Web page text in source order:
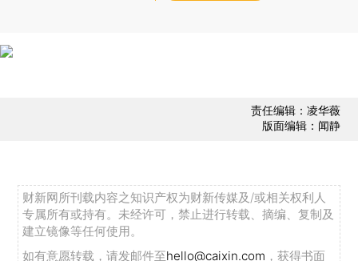
责任编辑：凌华薇
版面编辑：闻静
财新网所刊载内容之知识产权为财新传媒及/或相关权利人
专属所有或持有。未经许可，禁止进行转载、摘编、复制及
建立镜像等任何使用。
如有意愿转载，请发邮件至hello@caixin.com ，获得书面